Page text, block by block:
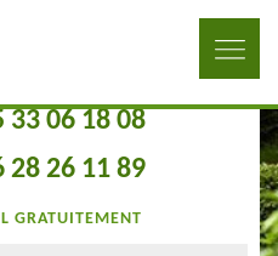
33 06 18 08
28 26 11 89
GRATUITEMENT